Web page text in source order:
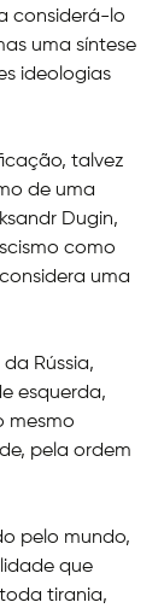
considerá-lo
uma síntese
ideologias
talvez
de uma
Dugin,
como
uma
Rússia,
esquerda,
mesmo
pela ordem
pelo mundo,
que
tirania,